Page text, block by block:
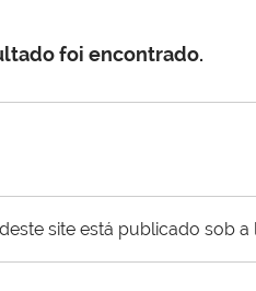
foi encontrado.
site está publicado sob a